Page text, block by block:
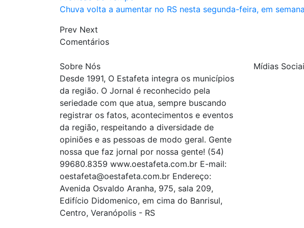
Chuva volta a aumentar no RS nesta segunda-feira, em
Prev Next
Comentários
Sobre Nós
Desde 1991, O Estafeta integra os municípios
da região. O Jornal é reconhecido pela
seriedade com que atua, sempre buscando
registrar os fatos, acontecimentos e eventos
da região, respeitando a diversidade de
opiniões e as pessoas de modo geral. Gente
nossa que faz jornal por nossa gente! (54)
99680.8359 www.oestafeta.com.br E-mail:
oestafeta@oestafeta.com.br Endereço:
Avenida Osvaldo Aranha, 975, sala 209,
Edifício Didomenico, em cima do Banrisul,
Centro, Veranópolis - RS
Mídias